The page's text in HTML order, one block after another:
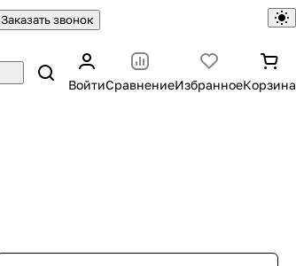
Заказать звонок
ВойтиСравнениеИзбранноеКорзина